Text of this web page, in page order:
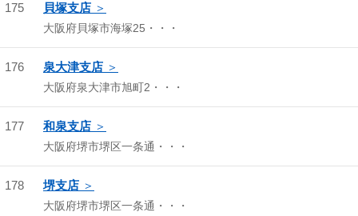
175 貝塚支店
大阪府貝塚市海塚25・・・
176 泉大津支店
大阪府泉大津市旭町2・・・
177 和泉支店
大阪府堺市堺区一条通・・・
178 堺支店
大阪府堺市堺区一条通・・・